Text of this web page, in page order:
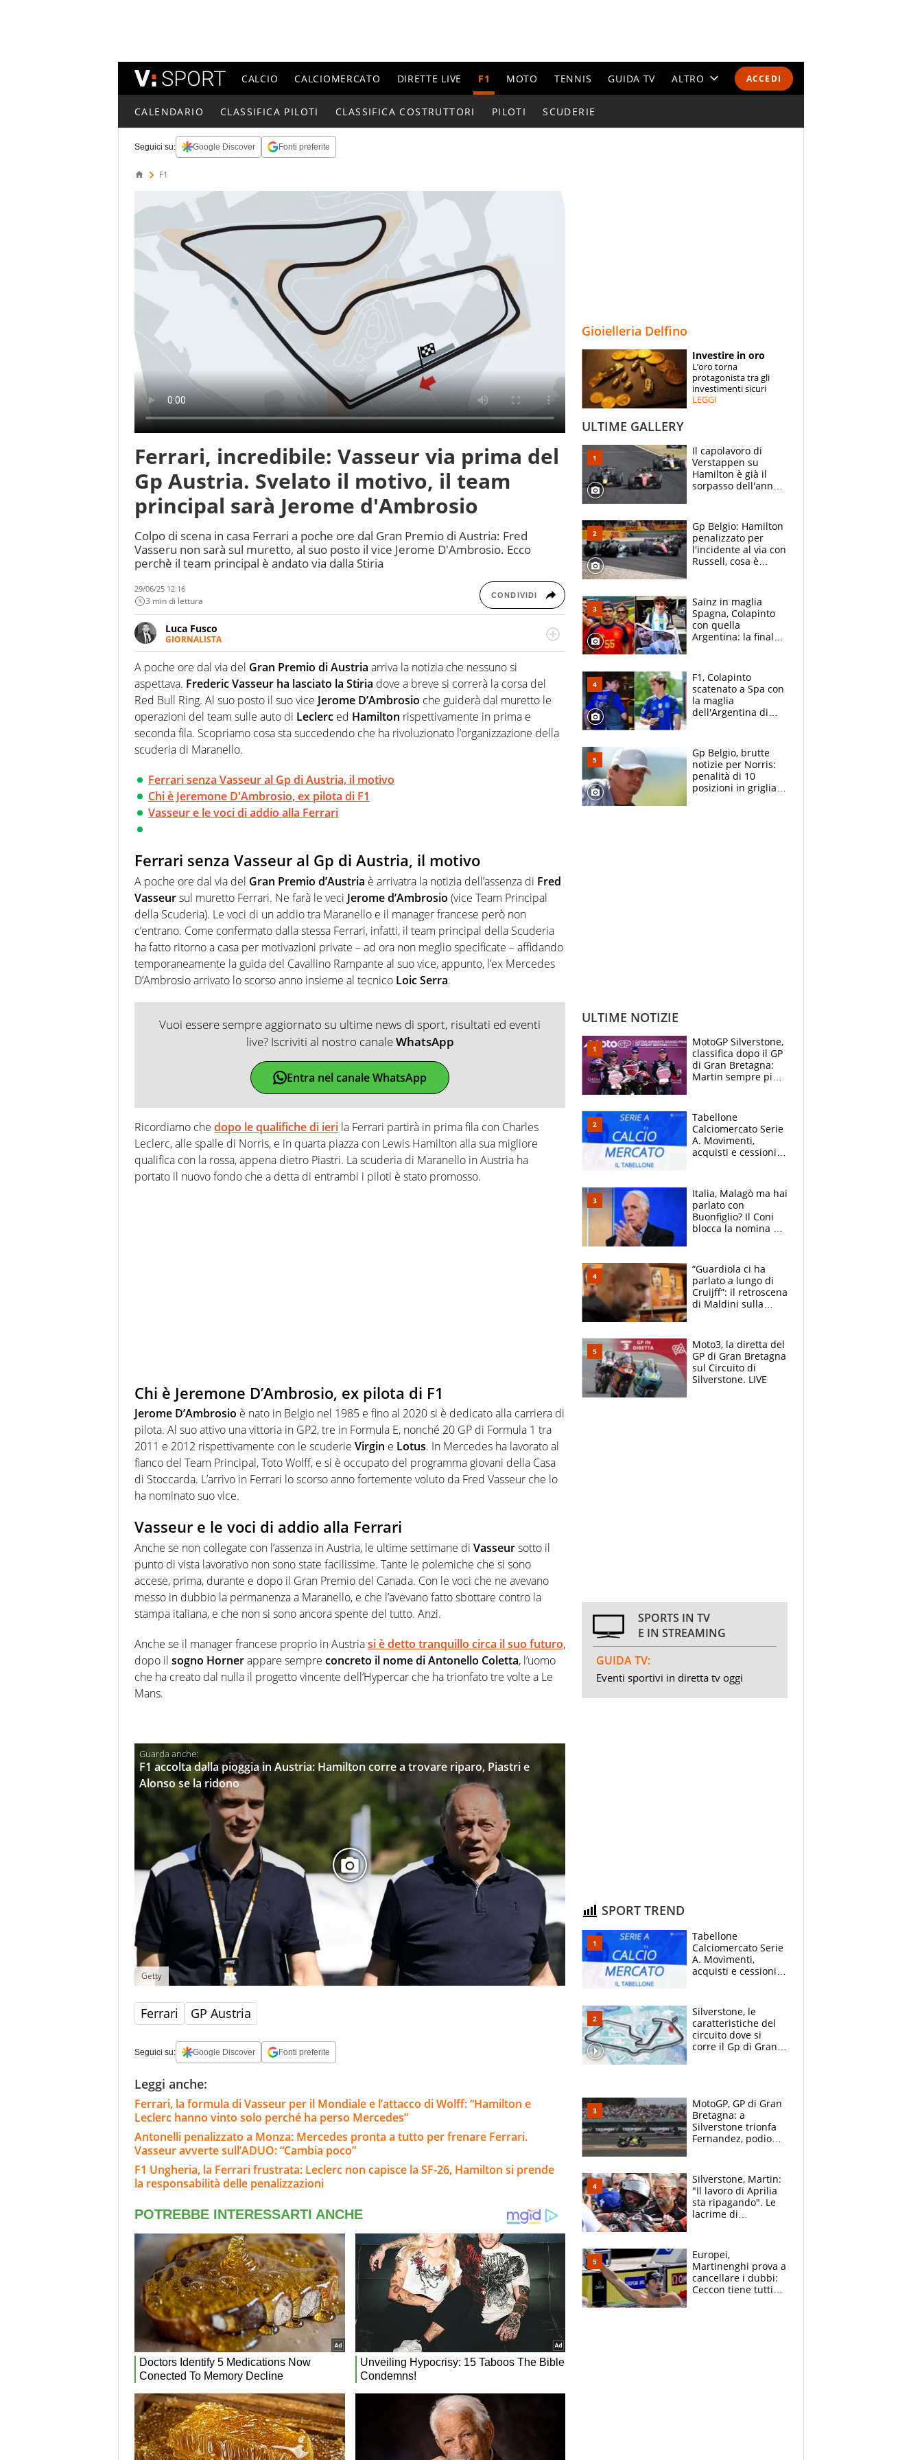
ACCEDI
CALCIO CALCIOMERCATO DIRETTE LIVE F1 MOTO TENNIS GUIDA TV ALTRO
ESPERTI
CONTATTI
CALENDARIO CLASSIFICA PILOTI CLASSIFICA COSTRUTTORI PILOTI SCUDERIE
Seguici su: Google Discover Fonti preferite
F1
Ferrari, incredibile: Vasseur via prima del
Gp Austria. Svelato il motivo, il team
principal sarà Jerome d'Ambrosio
Colpo di scena in casa Ferrari a poche ore dal Gran Premio di Austria: Fred
Vasseru non sarà sul muretto, al suo posto il vice Jerome D'Ambrosio. Ecco
perchè il team principal è andato via dalla Stiria
29/06/25 12:16
3 min di lettura CONDIVIDI
Luca Fusco
GIORNALISTA
Giornalista multimediale. Quando si accendono i motori, lui sgasa, impenna, derapa. E
spesso e volentieri finisce sul podio
A poche ore dal via del Gran Premio di Austria arriva la notizia che nessuno si
aspettava. Frederic Vasseur ha lasciato la Stiria dove a breve si correrà la corsa del
Red Bull Ring. Al suo posto il suo vice Jerome D’Ambrosio che guiderà dal muretto le
operazioni del team sulle auto di Leclerc ed Hamilton rispettivamente in prima e
seconda fila. Scopriamo cosa sta succedendo che ha rivoluzionato l’organizzazione della
scuderia di Maranello.
Ferrari senza Vasseur al Gp di Austria, il motivo
Chi è Jeremone D'Ambrosio, ex pilota di F1
Vasseur e le voci di addio alla Ferrari
Ferrari senza Vasseur al Gp di Austria, il motivo
A poche ore dal via del Gran Premio d’Austria è arrivatra la notizia dell’assenza di Fred
Vasseursul muretto Ferrari. Ne farà le veci Jerome d’Ambrosio (vice Team Principal
della Scuderia). Le voci di un addio tra Maranello e il manager francese però non
c’entrano. Come confermato dalla stessa Ferrari, infatti, il team principal della Scuderia
ha fatto ritorno a casa per motivazioni private – ad ora non meglio specificate – affidando
temporaneamente la guida del Cavallino Rampante al suo vice, appunto, l’ex Mercedes
D’Ambrosio arrivato lo scorso anno insieme al tecnico Loic Serra.
Vuoi essere sempre aggiornato su ultime news di sport, risultati ed eventi
live? Iscriviti al nostro canaleWhatsApp
Entra nel canale WhatsApp
Ricordiamo che dopo le qualifiche di ieri la Ferrari partirà in prima fila con Charles
Leclerc, alle spalle di Norris, e in quarta piazza con Lewis Hamilton alla sua migliore
qualifica con la rossa, appena dietro Piastri. La scuderia di Maranello in Austria ha
portato il nuovo fondo che a detta di entrambi i piloti è stato promosso.
Chi è Jeremone D’Ambrosio, ex pilota di F1
Jerome D’Ambrosio è nato in Belgio nel 1985 e fino al 2020 si è dedicato alla carriera di
pilota. Al suo attivo una vittoria in GP2, tre in Formula E, nonché 20 GP di Formula 1 tra
2011 e 2012 rispettivamente con le scuderie Virgin e Lotus. In Mercedes ha lavorato al
fianco del Team Principal, Toto Wolff, e si è occupato del programma giovani della Casa
di Stoccarda. L’arrivo in Ferrari lo scorso anno fortemente voluto da Fred Vasseur che lo
ha nominato suo vice.
Vasseur e le voci di addio alla Ferrari
Anche se non collegate con l’assenza in Austria, le ultime settimane di Vasseursotto il
punto di vista lavorativo non sono state facilissime. Tante le polemiche che si sono
accese, prima, durante e dopo il Gran Premio del Canada. Con le voci che ne avevano
messo in dubbio la permanenza a Maranello, e che l’avevano fatto sbottare contro la
stampa italiana, e che non si sono ancora spente del tutto. Anzi.
Anche se il manager francese proprio in Austriasi è detto tranquillo circa il suo futuro,
dopo il sogno Hornerappare sempre concreto il nome di Antonello Coletta, l’uomo
che ha creato dal nulla il progetto vincente dell’Hypercar che ha trionfato tre volte a Le
Mans.
F1 accolta dalla pioggia in Austria: Hamilton corre a trovare riparo, Piastri e
Alonso se la ridono
Getty
Ferrari GP Austria
Seguici su: Google Discover Fonti preferite
Leggi anche:
Ferrari, la formula di Vasseur per il Mondiale e l’attacco di Wolff: “Hamilton e
Leclerc hanno vinto solo perché ha perso Mercedes”
Antonelli penalizzato a Monza: Mercedes pronta a tutto per frenare Ferrari.
Vasseur avverte sull’ADUO: “Cambia poco”
F1 Ungheria, la Ferrari frustrata: Leclerc non capisce la SF-26, Hamilton si prende
la responsabilità delle penalizzazioni
Gioielleria Delfino
Investire in oro
L’oro torna
protagonista tra gli
investimenti sicuri
LEGGI
ULTIME GALLERY
Il capolavoro di
Verstappen su
Hamilton è già il
sorpasso dell'anno:
2021
Gp Belgio: Hamilton
penalizzato per
l'incidente al via con
Russell, cosa è
Sainz in maglia
Spagna, Colapinto
con quella
Argentina: la finale
vede l'ora
F1, Colapinto
scatenato a Spa con
la maglia
dell'Argentina di
le parolacce"
Gp Belgio, brutte
notizie per Norris:
penalità di 10
posizioni in griglia,
ULTIME NOTIZIE
MotoGP Silverstone,
classifica dopo il GP
di Gran Bretagna:
Martin sempre più
Tabellone
Calciomercato Serie
A. Movimenti,
acquisti e cessioni:
Italia, Malagò ma hai
parlato con
Buonfiglio? Il Coni
blocca la nomina di
“Guardiola ci ha
parlato a lungo di
Cruijff”: il retroscena
di Maldini sulla
Moto3, la diretta del
GP di Gran Bretagna
sul Circuito di
Silverstone. LIVE
SPORTS IN TV
E IN STREAMING
GUIDA TV:
Eventi sportivi in diretta tv oggi
SPORT TREND
Tabellone
Calciomercato Serie
A. Movimenti,
acquisti e cessioni:
Silverstone, le
caratteristiche del
circuito dove si
corre il Gp di Gran
MotoGP, GP di Gran
Bretagna: a
Silverstone trionfa
Fernandez, podio
ed eroico
Silverstone, Martin:
"Il lavoro di Aprilia
sta ripagando". Le
lacrime di
la gara domani"
Europei,
Martinenghi prova a
cancellare i dubbi:
Ceccon tiene tutti